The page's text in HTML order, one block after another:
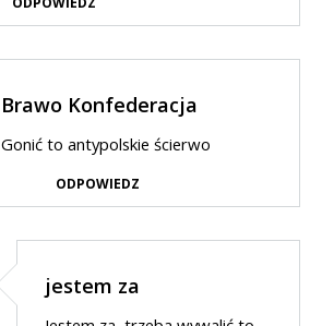
Brawo Konfederacja
Gonić to antypolskie ścierwo
ODPOWIEDZ
jestem za